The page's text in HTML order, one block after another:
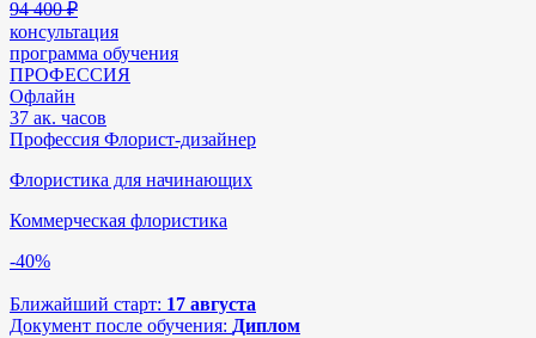
94 400 ₽
консультация
программа обучения
ПРОФЕССИЯ
Офлайн
37 ак. часов
Профессия Флорист-дизайнер
Флористика для начинающих
Коммерческая флористика
-40%
Ближайший старт: 17 августа
Документ после обучения: Диплом